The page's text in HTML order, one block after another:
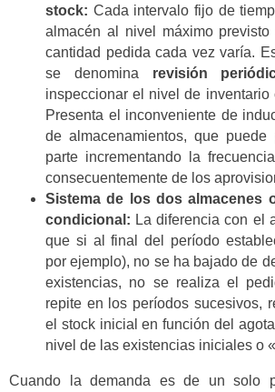
stock: Cada intervalo fijo de
almacén al nivel máximo
cantidad pedida cada vez varía.
se denomina revisión
inspeccionar el nivel de inventario
Presenta el inconveniente de
de almacenamientos, que puede
parte incrementando la
consecuentemente de los
Sistema de los dos almacenes
condicional: La diferencia con el
que si al final del período
por ejemplo), no se ha bajado de
existencias, no se realiza el
repite en los períodos sucesivos,
el stock inicial en función del
nivel de las existencias iniciales o
Cuando la demanda es de un solo